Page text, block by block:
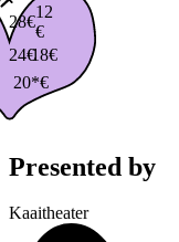
28€
24€
20*€
18€
12
€
Presented by
Kaaitheater